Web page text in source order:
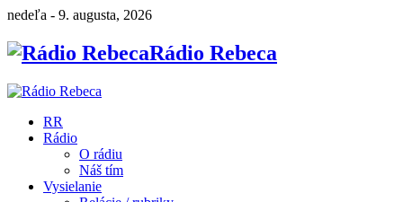
nedeľa - 9. augusta, 2026
Rádio Rebeca
RR
Rádio
O rádiu
Náš tím
Vysielanie